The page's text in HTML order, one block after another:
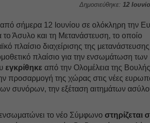
Δημοσιεύθηκε: 12
από σήμερα 12 Ιουνίου σε ολόκληρη την
Άσυλο και τη Μετανάστευση, το οποίο
πλαίσιο διαχείρισης της μετανάστευσης
πλαίσιο για την ενσωμάτωση των
εγκρίθηκε από την Ολομέλεια της Βουλής
προσαρμογή της χώρας στις νέες
συνόρων, την εξέταση αιτημάτων
το νέο Σύμφωνοστηρίζεται